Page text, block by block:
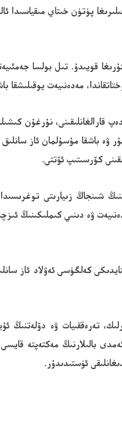
پۈتۈن خىتاي مىقياسىدا
قويىدۇ. تىل بولسا
مەدەنىيەت يوقىلىشقا
قارالغانلىقىنى، نۇرغۇن
ۋە باشقا مۇسۇلمان ئاز
كۆرسىتىپ ئۆتتى.
شىنجاڭ زىيارىتى
ۋە دىنىي كىملىكىنىڭ
كەلگۈسى ئەۋلاد ئاز
تەرەققىيات ۋە دۆلەتنىڭ
بالىلارنىڭ مەكتەپتە
ئۈستىدىدۇر.